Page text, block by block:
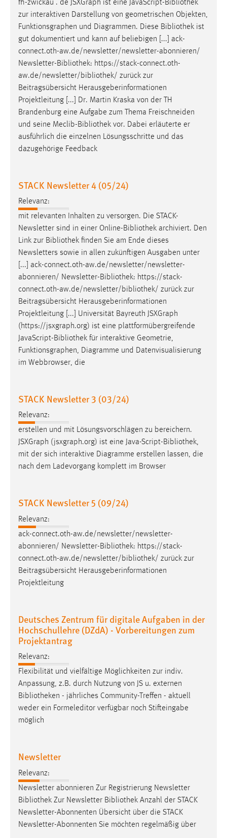
fh-zwickau . de JSXGraph ist eine JavaScript-Bibliothek
zur interaktiven Darstellung von geometrischen Objekten,
Funktionsgraphen und Diagrammen. Diese Bibliothek ist
gut dokumentiert und kann auf beliebigen [...] ack-
connect.oth-aw.de/newsletter/newsletter-abonnieren/
Newsletter-Bibliothek: https://stack-connect.oth-
aw.de/newsletter/bibliothek/ zurück zur
Beitragsübersicht Herausgeberinformationen
Projektleitung [...] Dr. Martin Kraska von der TH
Brandenburg eine Aufgabe zum Thema Freischneiden
und seine Meclib-Bibliothek vor. Dabei erläuterte er
ausführlich die einzelnen Lösungsschritte und das
dazugehörige Feedback
STACK Newsletter 4 (05/24)
Relevanz:
mit relevanten Inhalten zu versorgen. Die STACK-
Newsletter sind in einer Online-Bibliothek archiviert. Den
Link zur Bibliothek finden Sie am Ende dieses
Newsletters sowie in allen zukünftigen Ausgaben unter
[...] ack-connect.oth-aw.de/newsletter/newsletter-
abonnieren/ Newsletter-Bibliothek: https://stack-
connect.oth-aw.de/newsletter/bibliothek/ zurück zur
Beitragsübersicht Herausgeberinformationen
Projektleitung [...] Universität Bayreuth JSXGraph
(https://jsxgraph.org) ist eine plattformübergreifende
JavaScript-Bibliothek für interaktive Geometrie,
Funktionsgraphen, Diagramme und Datenvisualisierung
im Webbrowser, die
STACK Newsletter 3 (03/24)
Relevanz:
erstellen und mit Lösungsvorschlägen zu bereichern.
JSXGraph (jsxgraph.org) ist eine Java-Script-Bibliothek,
mit der sich interaktive Diagramme erstellen lassen, die
nach dem Ladevorgang komplett im Browser
STACK Newsletter 5 (09/24)
Relevanz:
ack-connect.oth-aw.de/newsletter/newsletter-
abonnieren/ Newsletter-Bibliothek: https://stack-
connect.oth-aw.de/newsletter/bibliothek/ zurück zur
Beitragsübersicht Herausgeberinformationen
Projektleitung
Deutsches Zentrum für digitale Aufgaben in der
Hochschullehre (DZdA) - Vorbereitungen zum
Projektantrag
Relevanz:
Flexibilität und vielfältige Möglichkeiten zur indiv.
Anpassung, z.B. durch Nutzung von JS u. externen
Bibliotheken - jährliches Community-Treffen - aktuell
weder ein Formeleditor verfügbar noch Stifteingabe
möglich
Newsletter
Relevanz:
Newsletter abonnieren Zur Registrierung Newsletter
Bibliothek Zur Newsletter Bibliothek Anzahl der STACK
Newsletter-Abonnenten Übersicht über die STACK
Newsletter-Abonnenten Sie möchten regelmäßig über
EXTERNE MEDIEN
Um Inhalte von Videoplattformen und Social Media
Plattformen anzeigen zu können, werden von diesen
YouTube
Vimeo